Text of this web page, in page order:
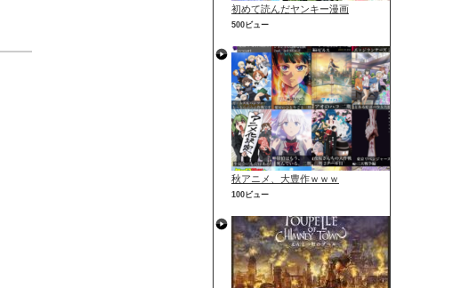
初めて読んだヤンキー漫画
500ビュー
秋アニメ、大豊作ｗｗｗ
100ビュー